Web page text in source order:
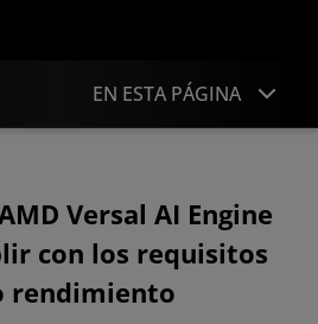
EN ESTA PÁGINA
Recursos
Comenzar
Versal AI Engine
con los requisitos
rendimiento